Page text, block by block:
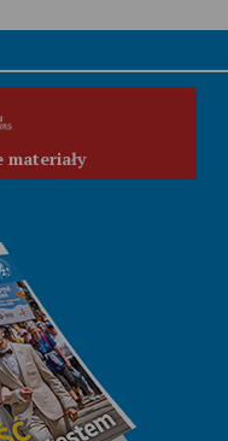
materiały